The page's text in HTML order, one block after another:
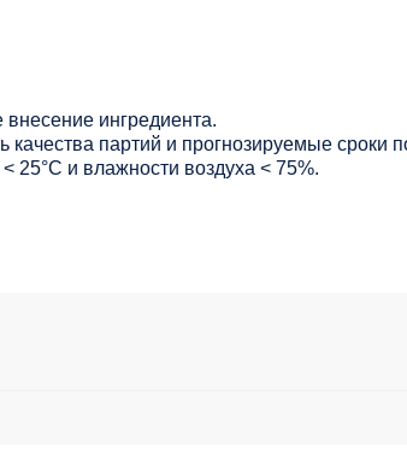
ингредиента.
партий и прогнозируемые сроки
25°С и влажности воздуха < 75%.